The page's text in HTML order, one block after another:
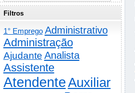
Filtros
1° Emprego Administrativo
Administração
Ajudante Analista
Assistente
AtendenteAuxiliar